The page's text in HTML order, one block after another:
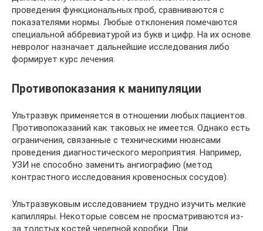
проведения функциональных проб, сравниваются с
показателями нормы. Любые отклонения помечаются
специальной аббревиатурой из букв и цифр. На их основе
невролог назначает дальнейшие исследования либо
формирует курс лечения.
Противопоказания к манипуляции
Ультразвук применяется в отношении любых пациентов.
Противопоказаний как таковых не имеется. Однако есть
ограничения, связанные с техническими нюансами
проведения диагностического мероприятия. Например,
УЗИ не способно заменить ангиографию (метод
контрастного исследования кровеносных сосудов).
Ультразвуковым исследованием трудно изучить мелкие
капилляры. Некоторые совсем не просматриваются из-
за толстых костей черепной коробки. При